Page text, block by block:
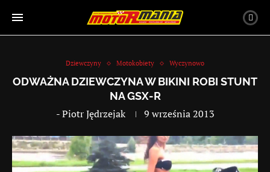
Dziewczyny Motokobiety Wyczynowo
ODWAŻNA DZIEWCZYNA W BIKINI ROBI STUNT
NA GSX-R
-Piotr Jędrzejak 9 września 2013